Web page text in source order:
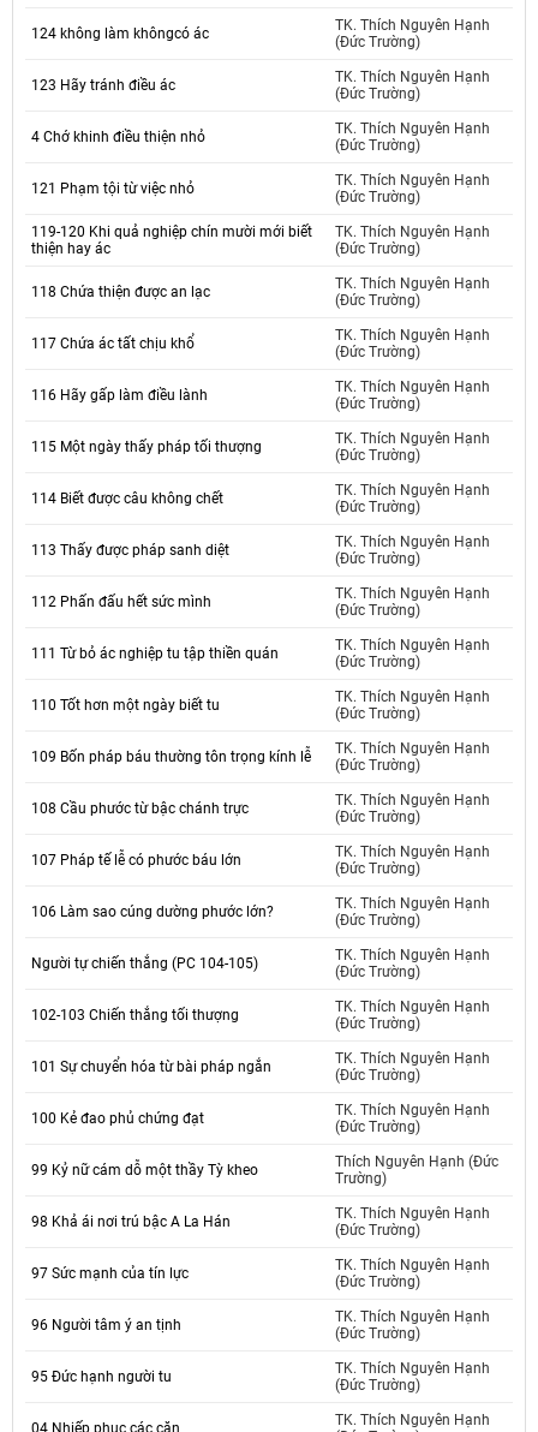
124 không làm khôngcó ác
TK. Thích Nguyên Hạnh
(Đức Trường)
123 Hãy tránh điều ác
TK. Thích Nguyên Hạnh
(Đức Trường)
4 Chớ khinh điều thiện nhỏ
TK. Thích Nguyên Hạnh
(Đức Trường)
121 Phạm tội từ việc nhỏ
TK. Thích Nguyên Hạnh
(Đức Trường)
119-120 Khi quả nghiệp chín mười mới biết
thiện hay ác
TK. Thích Nguyên Hạnh
(Đức Trường)
118 Chứa thiện được an lạc
TK. Thích Nguyên Hạnh
(Đức Trường)
117 Chứa ác tất chịu khổ
TK. Thích Nguyên Hạnh
(Đức Trường)
116 Hãy gấp làm điều lành
TK. Thích Nguyên Hạnh
(Đức Trường)
115 Một ngày thấy pháp tối thượng
TK. Thích Nguyên Hạnh
(Đức Trường)
114 Biết được câu không chết
TK. Thích Nguyên Hạnh
(Đức Trường)
113 Thấy được pháp sanh diệt
TK. Thích Nguyên Hạnh
(Đức Trường)
112 Phấn đấu hết sức mình
TK. Thích Nguyên Hạnh
(Đức Trường)
111 Từ bỏ ác nghiệp tu tập thiền quán
TK. Thích Nguyên Hạnh
(Đức Trường)
110 Tốt hơn một ngày biết tu
TK. Thích Nguyên Hạnh
(Đức Trường)
109 Bốn pháp báu thường tôn trọng kính lễ
TK. Thích Nguyên Hạnh
(Đức Trường)
108 Cầu phước từ bậc chánh trực
TK. Thích Nguyên Hạnh
(Đức Trường)
107 Pháp tế lễ có phước báu lớn
TK. Thích Nguyên Hạnh
(Đức Trường)
106 Làm sao cúng dường phước lớn?
TK. Thích Nguyên Hạnh
(Đức Trường)
Người tự chiến thắng (PC 104-105)
TK. Thích Nguyên Hạnh
(Đức Trường)
102-103 Chiến thắng tối thượng
TK. Thích Nguyên Hạnh
(Đức Trường)
101 Sự chuyển hóa từ bài pháp ngắn
TK. Thích Nguyên Hạnh
(Đức Trường)
100 Kẻ đao phủ chứng đạt
TK. Thích Nguyên Hạnh
(Đức Trường)
99 Kỷ nữ cám dỗ một thầy Tỳ kheo
Thích Nguyên Hạnh (Đức
Trường)
98 Khả ái nơi trú bậc A La Hán
TK. Thích Nguyên Hạnh
(Đức Trường)
97 Sức mạnh của tín lực
TK. Thích Nguyên Hạnh
(Đức Trường)
96 Người tâm ý an tịnh
TK. Thích Nguyên Hạnh
(Đức Trường)
95 Đức hạnh người tu
TK. Thích Nguyên Hạnh
(Đức Trường)
TK. Thích Nguyên Hạnh